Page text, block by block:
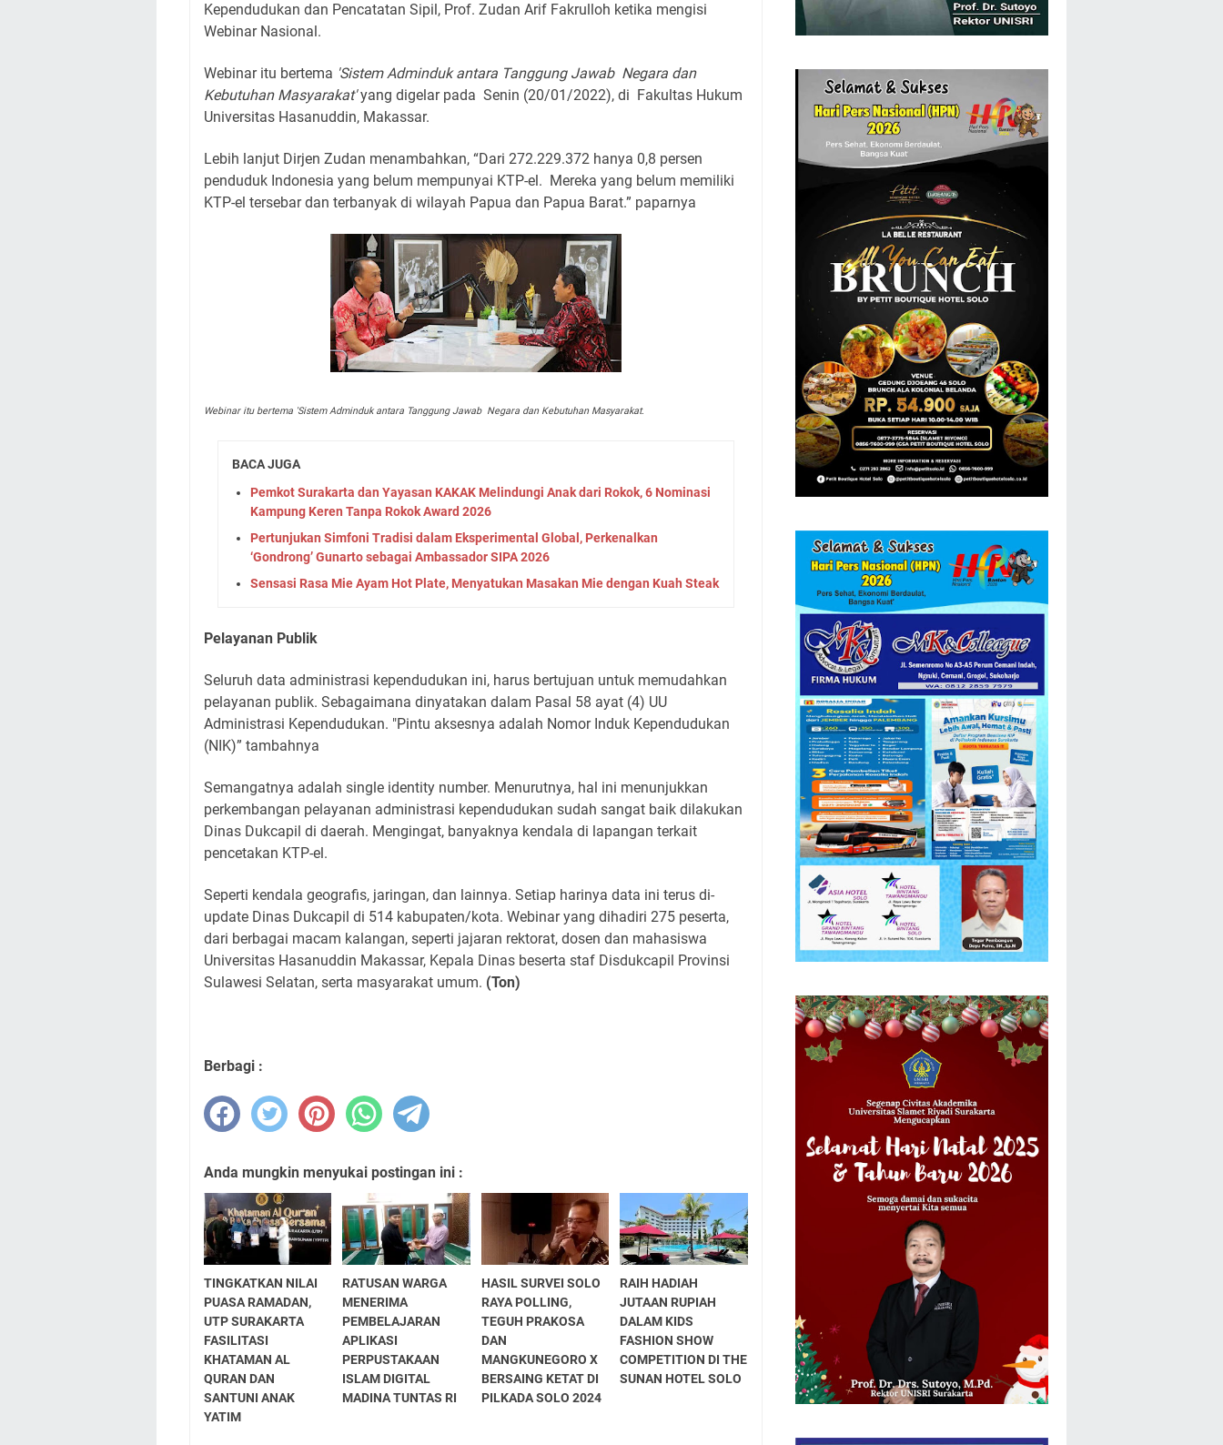
Kependudukan dan Pencatatan Sipil, Prof. Zudan Arif Fakrulloh ketika mengisi
Webinar Nasional.
Webinar itu bertema 'Sistem Adminduk antara Tanggung Jawab Negara dan
Kebutuhan Masyarakat'yang digelar pada Senin (20/01/2022), di Fakultas Hukum
Universitas Hasanuddin, Makassar.
Lebih lanjut Dirjen Zudan menambahkan, “Dari 272.229.372 hanya 0,8 persen
penduduk Indonesia yang belum mempunyai KTP-el. Mereka yang belum memiliki
KTP-el tersebar dan terbanyak di wilayah Papua dan Papua Barat.” paparnya
Webinar itu bertema 'Sistem Adminduk antara Tanggung Jawab Negara dan Kebutuhan Masyarakat.
BACA JUGA
Pemkot Surakarta dan Yayasan KAKAK Melindungi Anak dari Rokok, 6 Nominasi
Kampung Keren Tanpa Rokok Award 2026
Pertunjukan Simfoni Tradisi dalam Eksperimental Global, Perkenalkan
‘Gondrong’ Gunarto sebagai Ambassador SIPA 2026
Sensasi Rasa Mie Ayam Hot Plate, Menyatukan Masakan Mie dengan Kuah Steak
Pelayanan Publik
Seluruh data administrasi kependudukan ini, harus bertujuan untuk memudahkan
pelayanan publik. Sebagaimana dinyatakan dalam Pasal 58 ayat (4) UU
Administrasi Kependudukan. "Pintu aksesnya adalah Nomor Induk Kependudukan
(NIK)” tambahnya
Semangatnya adalah single identity number. Menurutnya, hal ini menunjukkan
perkembangan pelayanan administrasi kependudukan sudah sangat baik dilakukan
Dinas Dukcapil di daerah. Mengingat, banyaknya kendala di lapangan terkait
pencetakan KTP-el.
Seperti kendala geografis, jaringan, dan lainnya. Setiap harinya data ini terus di-
update Dinas Dukcapil di 514 kabupaten/kota. Webinar yang dihadiri 275 peserta,
dari berbagai macam kalangan, seperti jajaran rektorat, dosen dan mahasiswa
Universitas Hasanuddin Makassar, Kepala Dinas beserta staf Disdukcapil Provinsi
Sulawesi Selatan, serta masyarakat umum. (Ton)
Berbagi :
Anda mungkin menyukai postingan ini :
TINGKATKAN NILAI
PUASA RAMADAN,
UTP SURAKARTA
FASILITASI
KHATAMAN AL
QURAN DAN
SANTUNI ANAK
YATIM
RATUSAN WARGA
MENERIMA
PEMBELAJARAN
APLIKASI
PERPUSTAKAAN
ISLAM DIGITAL
MADINA TUNTAS RI
HASIL SURVEI SOLO
RAYA POLLING,
TEGUH PRAKOSA
DAN
MANGKUNEGORO X
BERSAING KETAT DI
PILKADA SOLO 2024
RAIH HADIAH
JUTAAN RUPIAH
DALAM KIDS
FASHION SHOW
COMPETITION DI THE
SUNAN HOTEL SOLO